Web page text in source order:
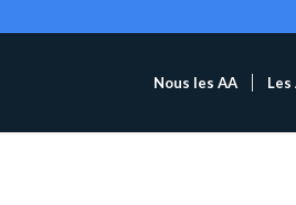
Nous les AA Les